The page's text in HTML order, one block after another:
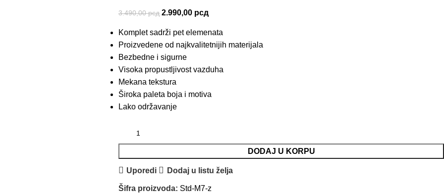
3.490,00рсд 2.990,00 рсд
Komplet sadrži pet elemenata
Proizvedene od najkvalitetnijih materijala
Bezbedne i sigurne
Visoka propustljivost vazduha
Mekana tekstura
Široka paleta boja i motiva
Lako održavanje
DODAJ U KORPU
Uporedi Dodaj u listu želja
Šifra proizvoda: Std-M7-z